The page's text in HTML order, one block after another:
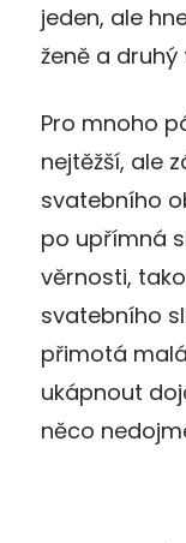
jeden, ale
ženě a
Pro mnoho
nejtěžší, ale
svatebního
po upřímná
věrnosti,
svatebního
přimotá
ukápnout
něco